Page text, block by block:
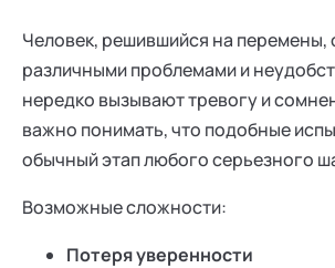
Человек, решившийся на перемены,
различными проблемами и
нередко вызывают тревогу и
важно понимать, что подобные
обычный этап любого серьезного
Возможные сложности:
Потеря уверенности